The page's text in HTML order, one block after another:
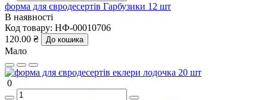
форма для євродесертів Гарбузики 12 шт
В наявності
Код товару: НФ-00010706
120.00 ₴
До кошика
Мало
0